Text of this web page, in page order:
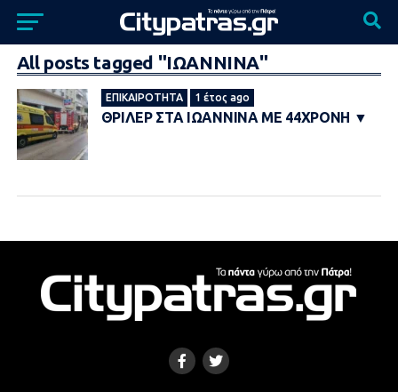
All posts tagged "ΙΩΑΝΝΙΝΑ"
ΕΠΙΚΑΙΡΌΤΗΤΑ 1 έτος ago
ΘΡΙΛΕΡ ΣΤΑ ΙΩΑΝΝΙΝΑ ΜΕ 44ΧΡΟΝΗ ▼